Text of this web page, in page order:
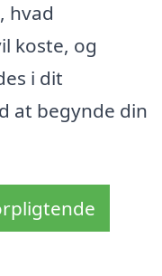
hvad
koste, og
i dit
at begynde din